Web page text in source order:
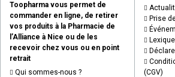
Toopharma vous permet de
commander en ligne, de retirer
vos produits à la Pharmacie de
l’Alliance à Nice ou de les
recevoir chez vous ou en point
retrait
Qui sommes-nous ?
Prise
Lexique
(CGV)